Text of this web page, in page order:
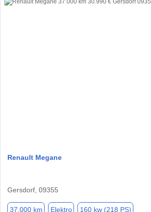
Renault Megane
Gersdorf, 09355
37.000 km Elektro 160 kw (218 PS)